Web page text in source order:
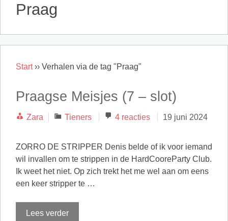
Praag
Start›› Verhalen via de tag "Praag"
Praagse Meisjes (7 – slot)
Zara Categorieën
Tieners 4 reacties 19 juni 2024
ZORRO DE STRIPPER Denis belde of ik voor iemand
wil invallen om te strippen in de HardCooreParty Club.
Ik weet het niet. Op zich trekt het me wel aan om eens
een keer stripper te …
Lees verder